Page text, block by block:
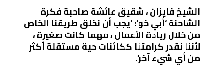
الشيخ فايزان ، شقيق عائشة صاحبة فكرة
الشاحنة ‘أبي خو’: ‘يجب أن نخلق طريقنا الخاص
من خلال ريادة الأعمال ، مهما كانت صغيرة ،
لأننا نقدر كرامتنا ككائنات حية مستقلة أكثر
من أي شيء آخر’.